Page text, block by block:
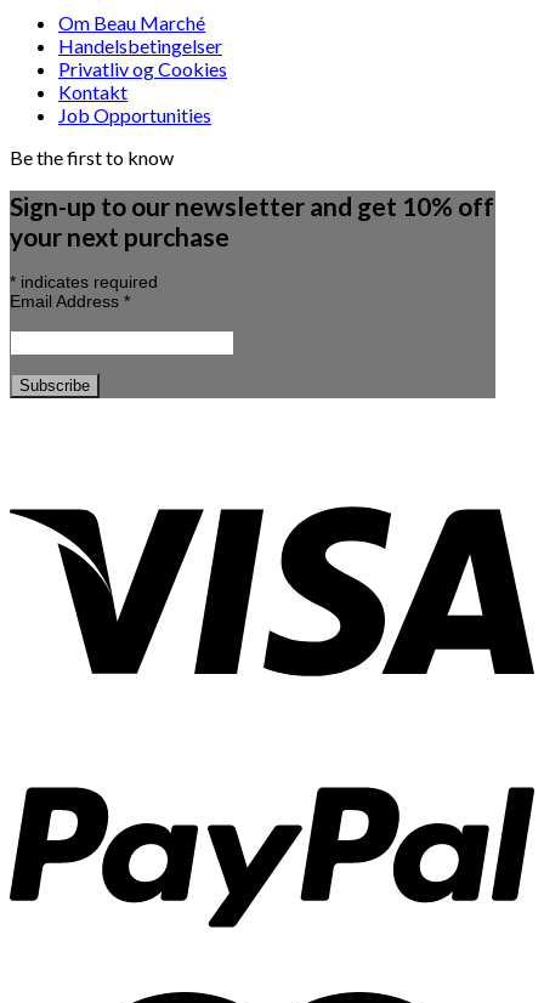
Om Beau Marché
Handelsbetingelser
Privatliv og Cookies
Kontakt
Job Opportunities
Be the first to know
Sign-up to our newsletter and get 10% off
your next purchase
* indicates required
Email Address *